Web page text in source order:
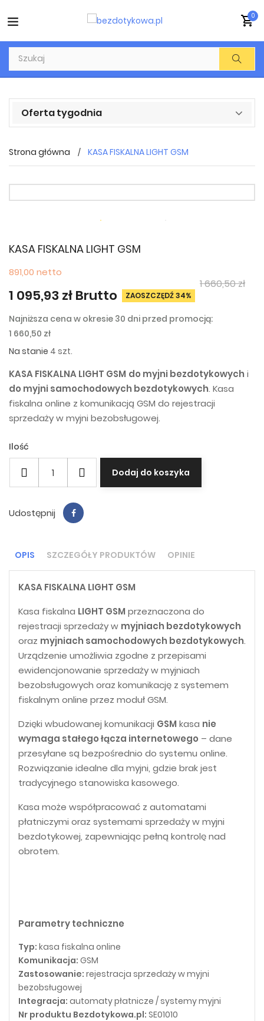
0
Oferta tygodnia
Strona główna KASA FISKALNA LIGHT GSM
KASA FISKALNA LIGHT GSM
891,00 netto
1 095,93 zł Brutto ZAOSZCZĘDŹ 34%
1 660,50 zł
Najniższa cena w okresie 30 dni przed promocją:
1 660,50 zł
Na stanie 4 szt.
KASA FISKALNA LIGHT GSM do myjni bezdotykowych i
do myjni samochodowych bezdotykowych. Kasa
fiskalna online z komunikacją GSM do rejestracji
sprzedaży w myjni bezobsługowej.
Ilość
Dodaj do koszyka
Udostępnij
OPIS SZCZEGÓŁY PRODUKTÓW OPINIE
KASA FISKALNA LIGHT GSM
Kasa fiskalna LIGHT GSM przeznaczona do
rejestracji sprzedaży w myjniach bezdotykowych
oraz myjniach samochodowych bezdotykowych.
Urządzenie umożliwia zgodne z przepisami
ewidencjonowanie sprzedaży w myjniach
bezobsługowych oraz komunikację z systemem
fiskalnym online przez moduł GSM.
Dzięki wbudowanej komunikacji GSM kasa nie
wymaga stałego łącza internetowego – dane
przesyłane są bezpośrednio do systemu online.
Rozwiązanie idealne dla myjni, gdzie brak jest
tradycyjnego stanowiska kasowego.
Kasa może współpracować z automatami
płatniczymi oraz systemami sprzedaży w myjni
bezdotykowej, zapewniając pełną kontrolę nad
obrotem.
Parametry techniczne
Typ: kasa fiskalna online
Komunikacja: GSM
Zastosowanie: rejestracja sprzedaży w myjni
bezobsługowej
Integracja: automaty płatnicze / systemy myjni
Nr produktu Bezdotykowa.pl: SE01010